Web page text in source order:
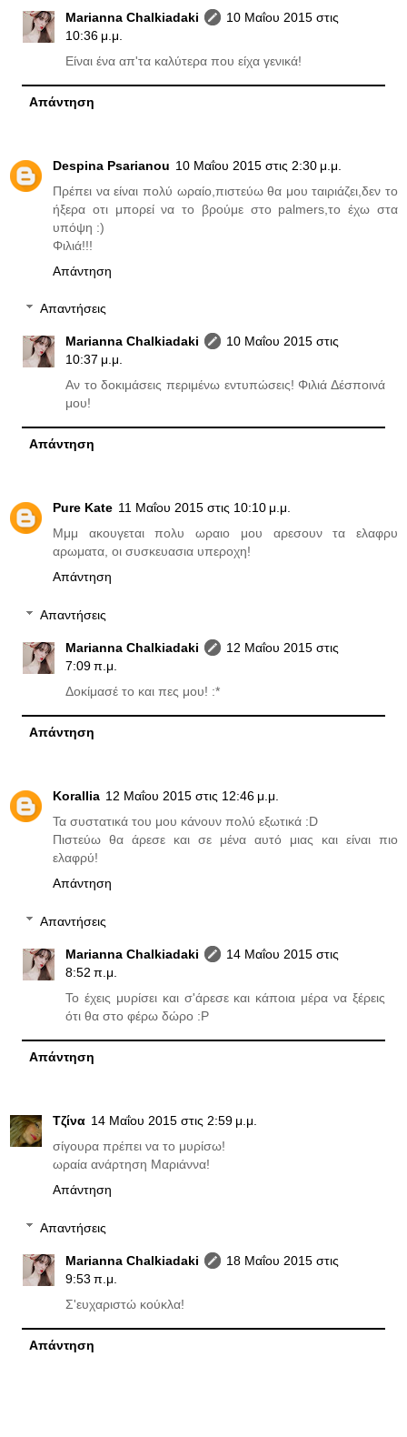
Marianna Chalkiadaki
10 Μαΐου 2015 στις
10:36 μ.μ.
Είναι ένα απ'τα καλύτερα που είχα γενικά!
Απάντηση
Despina Psarianou 10 Μαΐου 2015 στις 2:30 μ.μ.
Πρέπει να είναι πολύ ωραίο,πιστεύω θα μου ταιριάζει,δεν το
ήξερα οτι μπορεί να το βρούμε στο palmers,το έχω στα
υπόψη :)
Φιλιά!!!
Απάντηση
Απαντήσεις
Marianna Chalkiadaki
10 Μαΐου 2015 στις
10:37 μ.μ.
Αν το δοκιμάσεις περιμένω εντυπώσεις! Φιλιά Δέσποινά
μου!
Απάντηση
Pure Kate 11 Μαΐου 2015 στις 10:10 μ.μ.
Μμμ ακουγεται πολυ ωραιο μου αρεσουν τα ελαφρυ
αρωματα, οι συσκευασια υπεροχη!
Απάντηση
Απαντήσεις
Marianna Chalkiadaki
12 Μαΐου 2015 στις
7:09 π.μ.
Δοκίμασέ το και πες μου! :*
Απάντηση
Korallia 12 Μαΐου 2015 στις 12:46 μ.μ.
Τα συστατικά του μου κάνουν πολύ εξωτικά :D
Πιστεύω θα άρεσε και σε μένα αυτό μιας και είναι πιο
ελαφρύ!
Απάντηση
Απαντήσεις
Marianna Chalkiadaki
14 Μαΐου 2015 στις
8:52 π.μ.
Το έχεις μυρίσει και σ'άρεσε και κάποια μέρα να ξέρεις
ότι θα στο φέρω δώρο :P
Απάντηση
Τζίνα 14 Μαΐου 2015 στις 2:59 μ.μ.
σίγουρα πρέπει να το μυρίσω!
ωραία ανάρτηση Μαριάννα!
Απάντηση
Απαντήσεις
Marianna Chalkiadaki
18 Μαΐου 2015 στις
9:53 π.μ.
Σ'ευχαριστώ κούκλα!
Απάντηση